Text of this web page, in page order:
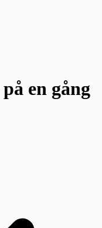
på en gång